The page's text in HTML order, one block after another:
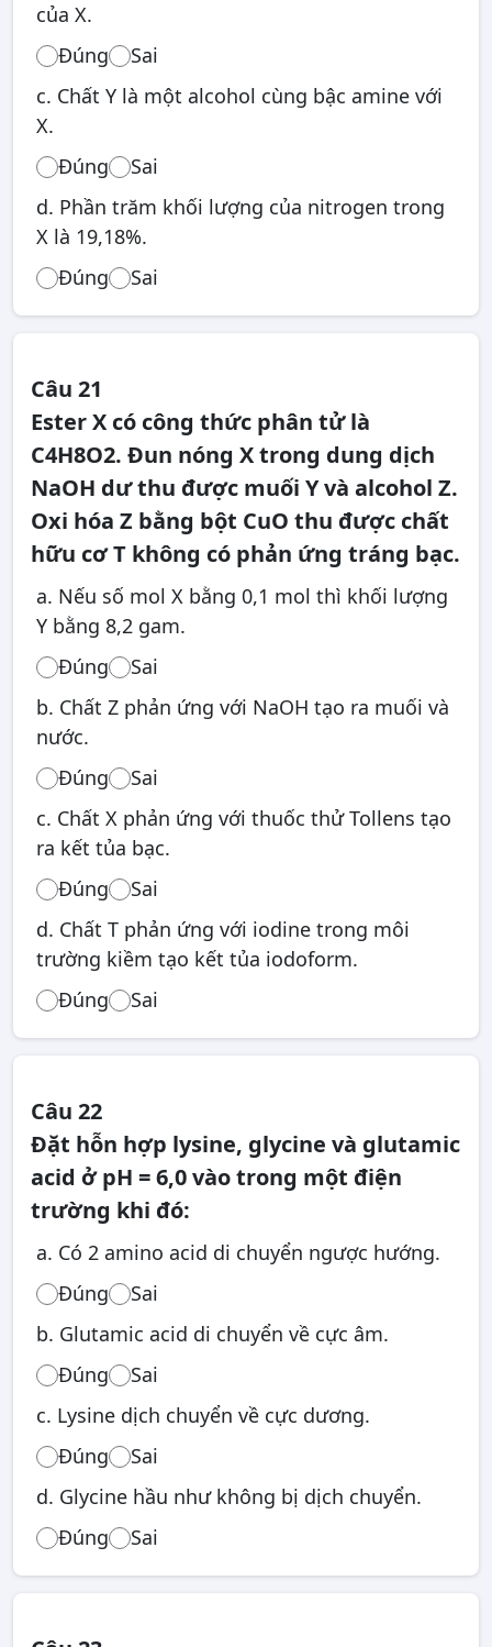
của X.
Đúng
Sai
c. Chất Y là một alcohol cùng bậc amine với
X.
Đúng
Sai
d. Phần trăm khối lượng của nitrogen trong
X là 19,18%.
Đúng
Sai
Câu 21
Ester X có công thức phân tử là
C4H8O2. Đun nóng X trong dung dịch
NaOH dư thu được muối Y và alcohol Z.
Oxi hóa Z bằng bột CuO thu được chất
hữu cơ T không có phản ứng tráng bạc.
a. Nếu số mol X bằng 0,1 mol thì khối lượng
Y bằng 8,2 gam.
Đúng
Sai
b. Chất Z phản ứng với NaOH tạo ra muối và
nước.
Đúng
Sai
c. Chất X phản ứng với thuốc thử Tollens tạo
ra kết tủa bạc.
Đúng
Sai
d. Chất T phản ứng với iodine trong môi
trường kiềm tạo kết tủa iodoform.
Đúng
Sai
Câu 22
Đặt hỗn hợp lysine, glycine và glutamic
acid ở pH = 6,0 vào trong một điện
trường khi đó:
a. Có 2 amino acid di chuyển ngược hướng.
Đúng
Sai
b. Glutamic acid di chuyển về cực âm.
Đúng
Sai
c. Lysine dịch chuyển về cực dương.
Đúng
Sai
d. Glycine hầu như không bị dịch chuyển.
Đúng
Sai